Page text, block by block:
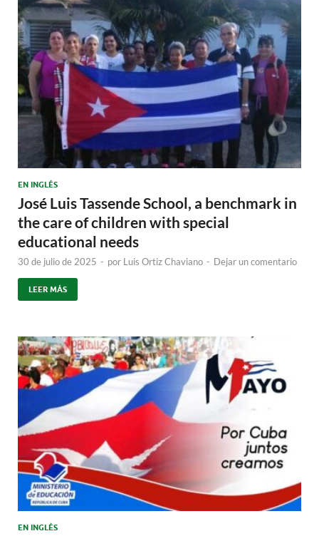
EN INGLÉS
José Luis Tassende School, a benchmark in
the care of children with special
educational needs
30 de julio de 2025 - por Luis Ortiz Chaviano - Dejar un comentario
LEER MÁS
EN INGLÉS